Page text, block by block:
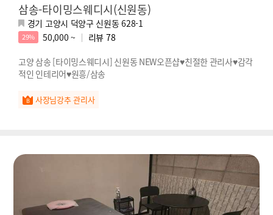
삼송-타이밍스웨디시(신원동)
경기 고양시 덕양구 신원동 628-1
29% 50,000 ~ 리뷰 78
고양 삼송 [타이밍스웨디시] 신원동 NEW오픈샵♥친절한 관리사♥감각
적인 인테리어♥원흥/삼송
사장님강추 관리사